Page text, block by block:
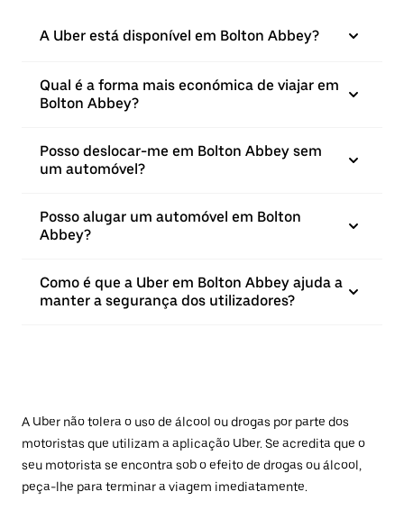
A Uber está disponível em Bolton Abbey?
Qual é a forma mais económica de viajar em
Bolton Abbey?
Posso deslocar-me em Bolton Abbey sem
um automóvel?
Posso alugar um automóvel em Bolton
Abbey?
Como é que a Uber em Bolton Abbey ajuda a
manter a segurança dos utilizadores?
A Uber não tolera o uso de álcool ou drogas por parte dos
motoristas que utilizam a aplicação Uber. Se acredita que o
seu motorista se encontra sob o efeito de drogas ou álcool,
peça-lhe para terminar a viagem imediatamente.